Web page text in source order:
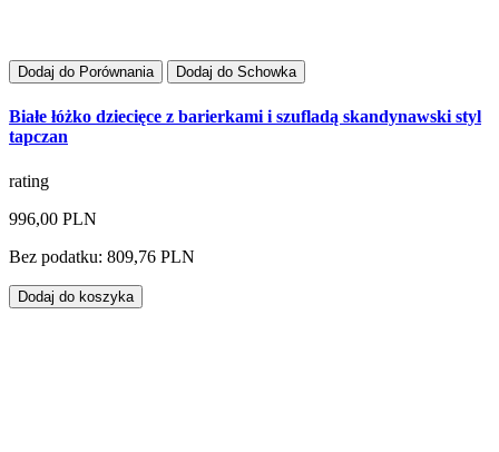
Dodaj do Porównania Dodaj do Schowka
Białe łóżko dziecięce z barierkami i szufladą skandynawski styl
tapczan
rating
996,00 PLN
Bez podatku: 809,76 PLN
Dodaj do koszyka